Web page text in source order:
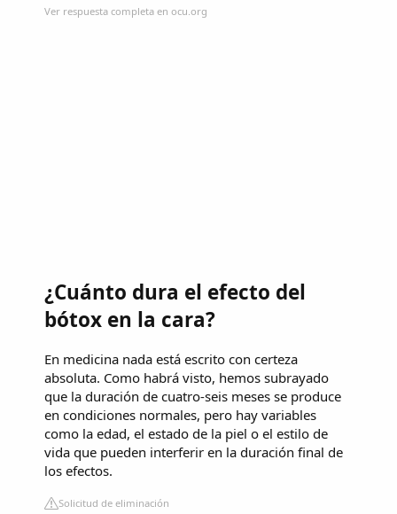
Ver respuesta completa en ocu.org
¿Cuánto dura el efecto del
bótox en la cara?
En medicina nada está escrito con certeza
absoluta. Como habrá visto, hemos subrayado
que la duración de cuatro-seis meses se produce
en condiciones normales, pero hay variables
como la edad, el estado de la piel o el estilo de
vida que pueden interferir en la duración final de
los efectos.
Solicitud de eliminación